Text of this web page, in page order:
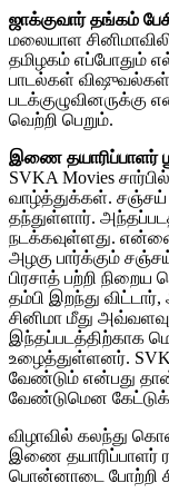
ஜாக்குவார் தங்கம்
மலையாள
தமிழகம் எப்போதும்
பாடல்கள் விஷுவல்கள்
படக்குழுவினருக்கு
வெற்றி பெறும்.
இணை தயாரிப்பாளர்
SVKA Movies
வாழ்த்துக்கள்.
தந்துள்ளார்.
நடக்கவுள்ளது.
அழகு பார்க்கும்
பிரசாத் பற்றி
தம்பி இறந்து
சினிமா மீது
இந்தப்படத்திற்காக
உழைத்துள்ளனர்.
வேண்டும் என்பது
வேண்டுமென
விழாவில் கலந்து
இணை தயாரிப்பாளர்
பொன்னாடை போற்றி